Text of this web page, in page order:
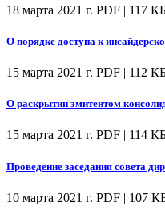
18 марта 2021 г. PDF | 117
О порядке доступа к
15 марта 2021 г. PDF | 112
О раскрытии эмитентом
15 марта 2021 г. PDF | 114
Проведение заседания совета
10 марта 2021 г. PDF | 107